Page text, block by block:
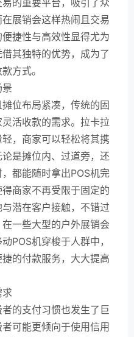
的重要平台，吸引了众
展销会这样热闹且交易
捷性与高效性显得尤为
其独特的优势，成为了
方式。
位布局紧凑，传统的固
活收款的需求。拉卡拉
，商家可以轻松将其携
是摊位内、过道旁，还
都能随时拿出POS机完
商家不再受限于固定的
潜在客户接触，不错过
一些大型的户外展销会
POS机穿梭于人群中，
的付款服务，大大提高
求
的支付习惯也发生了巨
可能更倾向于使用信用